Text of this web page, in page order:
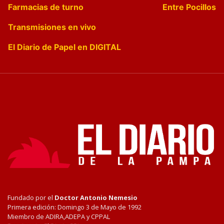
Farmacias de turno
Entre Pocillos
Transmisiones en vivo
El Diario de Papel en DIGITAL
Fundado por el Doctor Antonio Nemesio
Primera edición: Domingo 3 de Mayo de 1992
Miembro de ADIRA,ADEPA y CPPAL